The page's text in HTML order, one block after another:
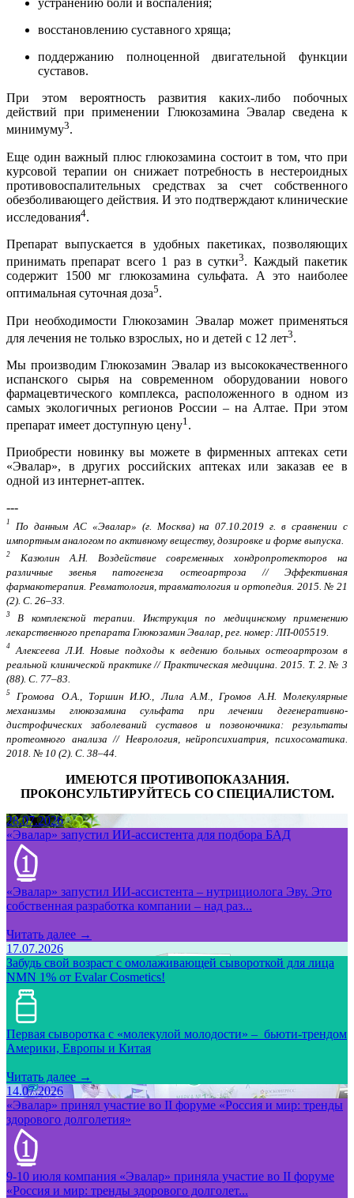
устранению боли и воспаления;
восстановлению суставного хряща;
поддержанию полноценной двигательной функции
суставов.
При этом вероятность развития каких-либо побочных
действий при применении Глюкозамина Эвалар сведена к
минимуму3.
Еще один важный плюс глюкозамина состоит в том, что при
курсовой терапии он снижает потребность в нестероидных
противовоспалительных средствах за счет собственного
обезболивающего действия. И это подтверждают клинические
исследования4.
Препарат выпускается в удобных пакетиках, позволяющих
принимать препарат всего 1 раз в сутки3. Каждый пакетик
содержит 1500 мг глюкозамина сульфата. А это наиболее
оптимальная суточная доза5.
При необходимости Глюкозамин Эвалар может применяться
для лечения не только взрослых, но и детей с 12 лет3.
Мы производим Глюкозамин Эвалар из высококачественного
испанского сырья на современном оборудовании нового
фармацевтического комплекса, расположенного в одном из
самых экологичных регионов России – на Алтае. При этом
препарат имеет доступную цену1 .
Приобрести новинку вы можете в фирменных аптеках сети
«Эвалар», в других российских аптеках или заказав ее в
одной из интернет-аптек.
---
1
По данным АС «Эвалар» (г. Москва) на 07.10.2019 г. в сравнении с
импортным аналогом по активному веществу, дозировке и форме выпуска.
2
Казюлин А.Н. Воздействие современных хондропротекторов на
различные звенья патогенеза остеоартроза // Эффективная
фармакотерапия. Ревматология, травматология и ортопедия. 2015. № 21
(2). С. 26–33.
3
В комплексной терапии. Инструкция по медицинскому применению
лекарственного препарата Глюкозамин Эвалар, рег. номер: ЛП-005519.
4
Алексеева Л.И. Новые подходы к ведению больных остеоартрозом в
реальной клинической практике // Практическая медицина. 2015. Т. 2. № 3
(88). С. 77–83.
5
Громова О.А., Торшин И.Ю., Лила А.М., Громов А.Н. Молекулярные
механизмы глюкозамина сульфата при лечении дегенеративно-
дистрофических заболеваний суставов и позвоночника: результаты
протеомного анализа // Неврология, нейропсихиатрия, психосоматика.
2018. № 10 (2). С. 38–44.
ИМЕЮТСЯ ПРОТИВОПОКАЗАНИЯ.
ПРОКОНСУЛЬТИРУЙТЕСЬ СО СПЕЦИАЛИСТОМ.
28.07.2026
«Эвалар» запустил ИИ-ассистента для подбора БАД
«Эвалар» запустил ИИ-ассистента – нутрициолога Эву. Это
собственная разработка компании – над раз...
Читать далее →
17.07.2026
Забудь свой возраст с омолаживающей сывороткой для лица
NMN 1% от Evalar Cosmetics!
Первая сыворотка с «молекулой молодости» – бьюти-трендом
Америки, Европы и Китая
Читать далее →
14.07.2026
«Эвалар» принял участие во II форуме «Россия и мир: тренды
здорового долголетия»
9-10 июля компания «Эвалар» приняла участие во II форуме
«Россия и мир: тренды здорового долголет...